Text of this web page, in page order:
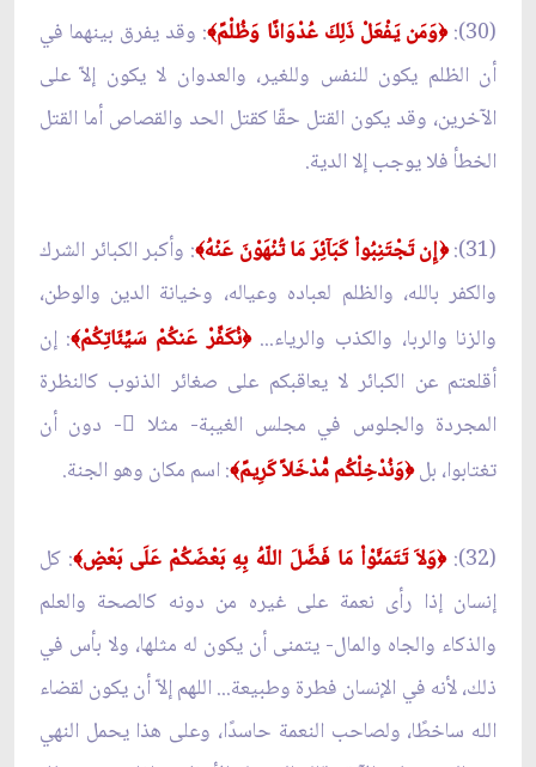
(30): ﴿وَمَن يَفْعَلْ ذَلِكَ عُدْوَانًا وَظُلْمً﴾: وقد يفرق بينهما في
أن الظلم يكون للنفس وللغير، والعدوان لا يكون إلاّ على
الآخرين، وقد يكون القتل حقّا كقتل الحد والقصاص أما القتل
الخطأ فلا يوجب إلا الدية.
(31): ﴿إِن تَجْتَنِبُواْ كَبَآئِرَ مَا تُنْهَوْنَ عَنْهُ﴾: وأكبر الكبائر الشرك
والكفر بالله، والظلم لعباده وعياله، وخيانة الدين والوطن،
والزنا والربا، والكذب والرياء...﴿نُكَفِّرْ عَنكُمْ سَيِّئَاتِكُمْ﴾: إن
أقلعتم عن الكبائر لا يعاقبكم على صغائر الذنوب كالنظرة
المجردة والجلوس في مجلس الغيبة- مثلا ً- دون أن
تغتابوا، بل﴿وَنُدْخِلْكُم مُّدْخَلاً كَرِيمً﴾: اسم مكان وهو الجنة.
(32): ﴿وَلاَ تَتَمَنَّوْاْ مَا فَضَّلَ اللّهُ بِهِ بَعْضَكُمْ عَلَى بَعْضٍ﴾: كل
إنسان إذا رأى نعمة على غيره من دونه كالصحة والعلم
والذكاء والجاه والمال- يتمنى أن يكون له مثلها، ولا بأس في
ذلك، لأنه في الإنسان فطرة وطبيعة... اللهم إلاّ أن يكون لقضاء
الله ساخطًا، ولصاحب النعمة حاسدًا، وعلى هذا يحمل النهي